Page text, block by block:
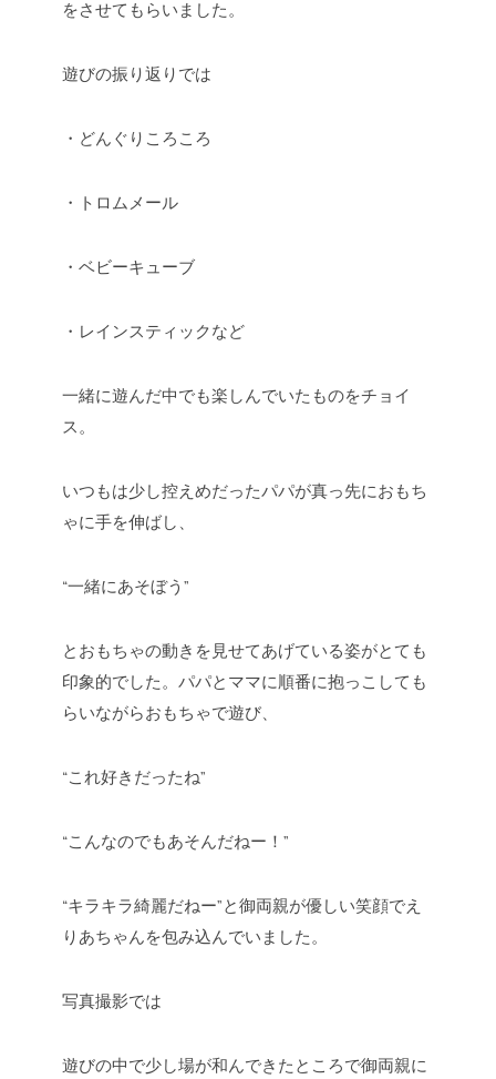
をさせてもらいました。
遊びの振り返りでは
・どんぐりころころ
・トロムメール
・ベビーキューブ
・レインスティックなど
一緒に遊んだ中でも楽しんでいたものをチョイ
ス。
いつもは少し控えめだったパパが真っ先におもち
ゃに手を伸ばし、
“一緒にあそぼう”
とおもちゃの動きを見せてあげている姿がとても
印象的でした。パパとママに順番に抱っこしても
らいながらおもちゃで遊び、
“これ好きだったね”
“こんなのでもあそんだねー！”
“キラキラ綺麗だねー”と御両親が優しい笑顔でえ
りあちゃんを包み込んでいました。
写真撮影では
遊びの中で少し場が和んできたところで御両親に